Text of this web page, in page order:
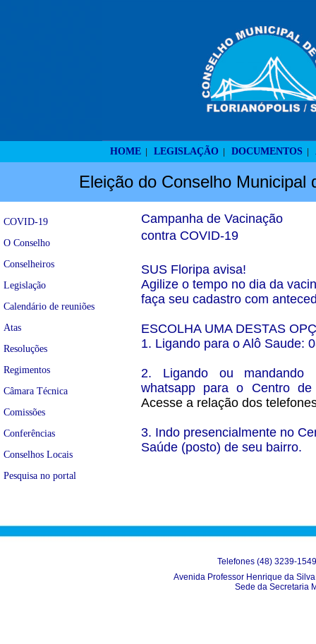
HOME LEGISLAÇÃO DOCUMENTOS
Eleição do Conselho
COVID-19
O Conselho
Conselheiros
Legislação
Calendário de reuniões
Atas
Resoluções
Regimentos
Câmara Técnica
Comissões
Conferências
Conselhos Locais
Pesquisa no portal
Campanha de Vacinação
contra COVID-19
SUS Floripa avisa!
Agilize o tempo no dia da
faça seu cadastro com
ESCOLHA UMA DESTAS
1. Ligando para o Alô Saude:
2. Ligando ou mandando
whatsapp para o Centro de
Acesse a relação dos
3. Indo presencialmente no
Saúde (posto) de seu bairro.
Telefones (48) 3239-
Avenida Professor Henrique da
Sede da Secretaria